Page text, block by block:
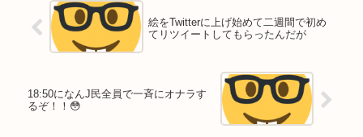
絵をTwitterに上げ始めて二週間で初め
てリツイートしてもらったんだが
18:50になんJ民全員で一斉にオナラす
るぞ！！😳